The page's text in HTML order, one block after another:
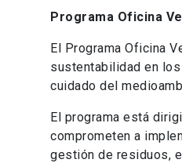
Programa Oficina
El Programa Oficina
sustentabilidad en
cuidado del
El programa está
comprometen a
gestión de residuos,